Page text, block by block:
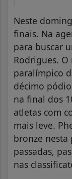
Neste
finais. Na
para buscar
Rodrigues.
paralímpico
décimo
na final dos
atletas com
mais leve.
bronze nesta
passadas,
nas